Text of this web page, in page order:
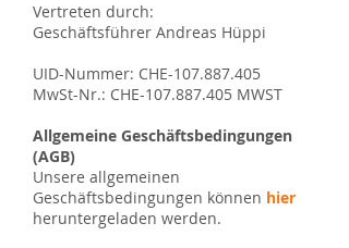
Vertreten durch:
Geschäftsführer Andreas Hüppi
UID-Nummer: CHE-107.887.405
MwSt-Nr.: CHE-107.887.405 MWST
Allgemeine Geschäftsbedingungen
(AGB)
Unsere allgemeinen
Geschäftsbedingungen können hier
heruntergeladen werden.